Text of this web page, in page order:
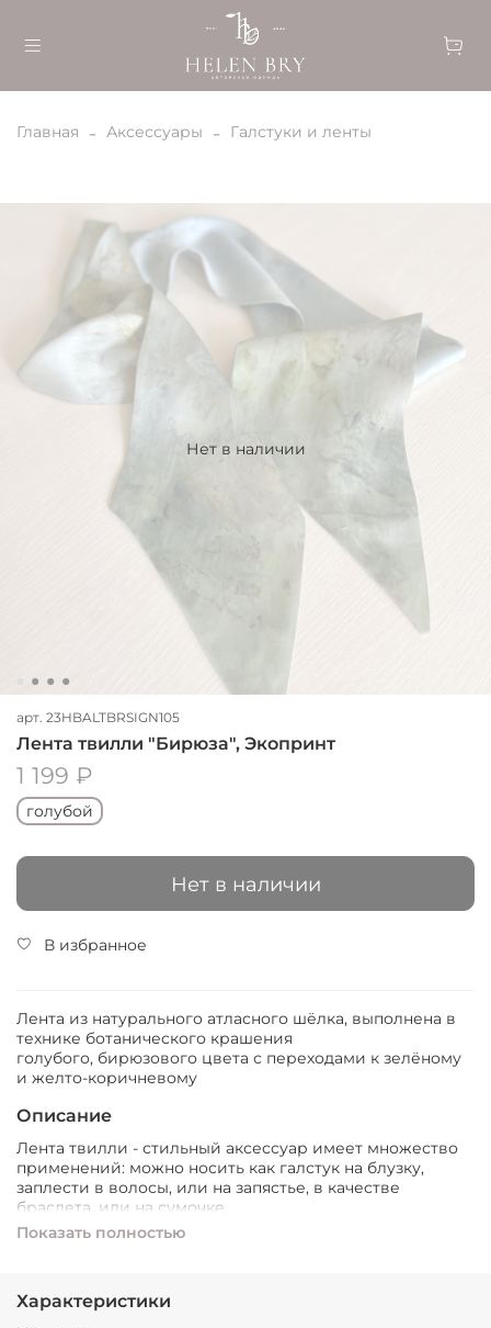
Главная Аксессуары Галстуки и ленты
Нет в наличии
арт. 23HBALTBRSIGN105
Лента твилли "Бирюза", Экопринт
1 199 ₽
голубой
Нет в наличии
В избранное
Лента из натурального атласного шёлка, выполнена в
технике ботанического крашения
голубого, бирюзового цвета с переходами к зелёному
и желто-коричневому
Описание
Лента твилли - стильный аксессуар имеет множество
применений: можно носить как галстук на блузку,
заплести в волосы, или на запястье, в качестве
браслета, или на сумочке.
желто-коричневому.
Показать полностью
Характеристики